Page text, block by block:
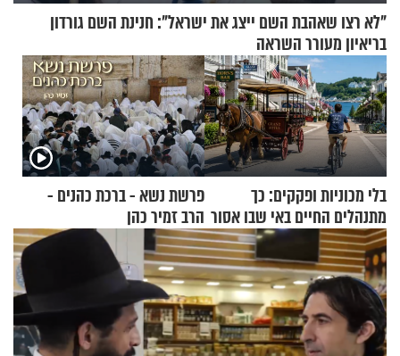
"לא רצו שאהבת השם ייצג את ישראל": חנינת השם גורדון
בריאיון מעורר השראה
בלי מכוניות ופקקים: כך
מתנהלים החיים באי שבו אסור
לנהוג כבר יותר מ-120 שנה
פרשת נשא - ברכת כהנים -
הרב זמיר כהן